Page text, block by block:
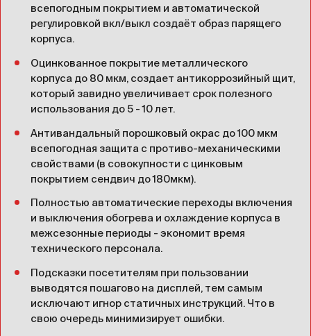
всепогодным покрытием и автоматической
регулировкой вкл/выкл создаёт образ парящего
корпуса.
Оцинкованное покрытие металлического
корпуса до 80 мкм, создает антикоррозийный щит,
который завидно увеличивает срок полезного
использования до 5 - 10 лет.
Антивандальный порошковый окрас до 100 мкм
всепогодная защита с противо-механическими
свойствами (в совокупности с цинковым
покрытием сендвич до 180мкм).
Полностью автоматические переходы включения
и выключения обогрева и охлаждение корпуса в
межсезонные периоды - экономит время
технического персонала.
Подсказки посетителям при пользовании
выводятся пошагово на дисплей, тем самым
исключают игнор статичных инструкций. Что в
свою очередь минимизирует ошибки.